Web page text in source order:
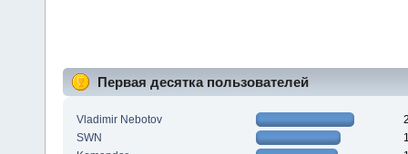
Первая десятка пользователей
Vladimir Nebotov
SWN